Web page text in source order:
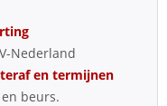
Nederland
en termijnen
beurs.